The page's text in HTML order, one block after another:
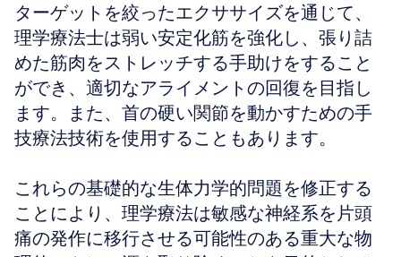
ターゲットを絞ったエクササイズを通じて、
理学療法士は弱い安定化筋を強化し、張り詰
めた筋肉をストレッチする手助けをすること
ができ、適切なアライメントの回復を目指し
ます。また、首の硬い関節を動かすための手
技療法技術を使用することもあります。
これらの基礎的な生体力学的問題を修正する
ことにより、理学療法は敏感な神経系を片頭
痛の発作に移行させる可能性のある重大な物